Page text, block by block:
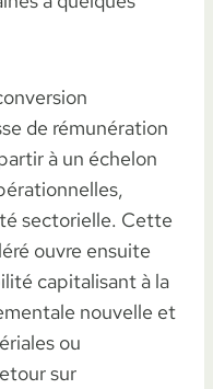
de rémunération
à un échelon
sectorielle. Cette
ouvre ensuite
capitalisant à la
nouvelle et
ou
sur